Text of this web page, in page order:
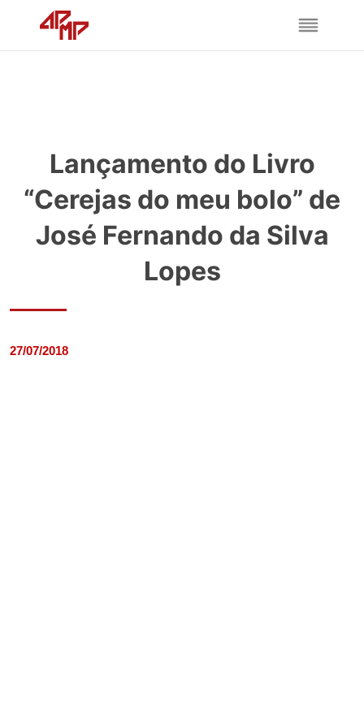
Lançamento do Livro
“Cerejas do meu bolo” de
José Fernando da Silva
Lopes
27/07/2018